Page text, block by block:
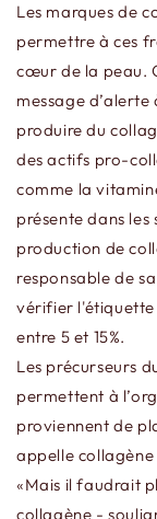
Les marques de
permettre à ces
cœur de la peau.
message
produire du
des actifs pro-
comme la
présente dans
production de
responsable de
vérifier l'étiquette
entre 5 et 15%.
Les précurseurs
permettent à
proviennent de
appelle
«Mais il faudrait
collagène -